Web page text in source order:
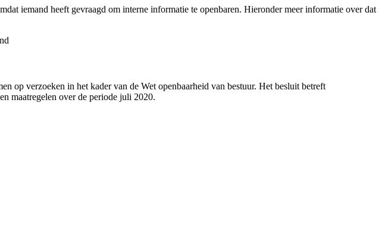
iemand heeft gevraagd om interne informatie te openbaren. Hieronder meer informatie over dat
op verzoeken in het kader van de Wet openbaarheid van bestuur. Het besluit betreft
maatregelen over de periode juli 2020.